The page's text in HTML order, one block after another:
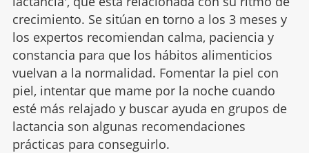
crecimiento. Se sitúan en torno a los 3 meses y
los expertos recomiendan calma, paciencia y
constancia para que los hábitos alimenticios
vuelvan a la normalidad. Fomentar la piel con
piel, intentar que mame por la noche cuando
esté más relajado y buscar ayuda en grupos de
lactancia son algunas recomendaciones
prácticas para conseguirlo.